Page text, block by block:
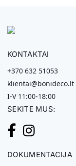
KONTAKTAI
+370 632 51053
klientai@bonideco.lt
I-V 11:00-18:00
SEKITE MUS:
DOKUMENTACIJA